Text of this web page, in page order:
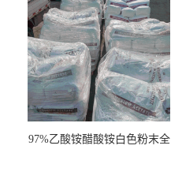
97%乙酸铵醋酸铵白色粉末全